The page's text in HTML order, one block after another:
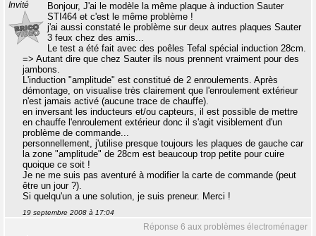
Invité
Bonjour, J'ai le modèle la même plaque à induction Sauter
STI464 et c'est le même problème !
j'ai aussi constaté le problème sur deux autres plaques Sauter
3 feux chez des amis...
Le test a été fait avec des poêles Tefal spécial induction 28cm.
=> Autant dire que chez Sauter ils nous prennent vraiment pour des
jambons.
L'induction "amplitude" est constitué de 2 enroulements. Après
démontage, on visualise très clairement que l'enroulement extérieur
n'est jamais activé (aucune trace de chauffe).
en inversant les inducteurs et/ou capteurs, il est possible de mettre
en chauffe l'enroulement extérieur donc il s'agit visiblement d'un
problème de commande...
personnellement, j'utilise presque toujours les plaques de gauche car
la zone "amplitude" de 28cm est beaucoup trop petite pour cuire
quoique ce soit !
Je ne me suis pas aventuré à modifier la carte de commande (peut
être un jour ?).
Si quelqu'un a une solution, je suis preneur. Merci !
19 septembre 2008 à 17:04
Réponse 6 aux problèmes électroménager